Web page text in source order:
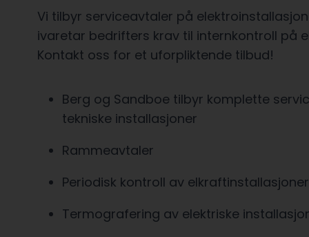
Vi tilbyr serviceavtaler på
ivaretar bedrifters krav til internkontroll på
Kontakt oss for et uforpliktende tilbud!
Berg og Sandboe tilbyr komplette
tekniske installasjoner
Rammeavtaler
Periodisk kontroll av elkraftinstallasjoner
Termografering av elektriske